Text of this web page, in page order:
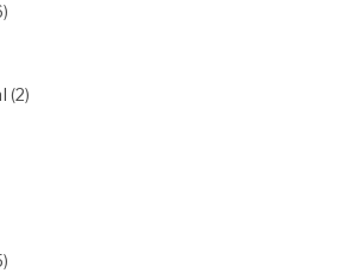
(2)